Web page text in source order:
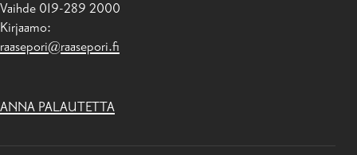
Vaihde 019-289 2000
Kirjaamo:
raasepori@raasepori.fi
ANNA PALAUTETTA